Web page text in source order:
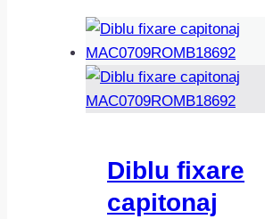
Diblu fixare
capitonaj